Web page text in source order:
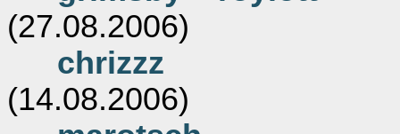
(27.08.2006)
chrizzz
(14.08.2006)